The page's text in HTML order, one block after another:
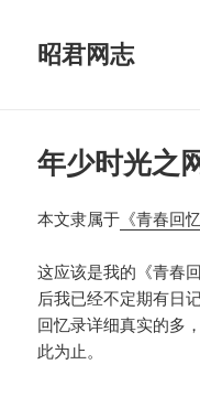
昭君网志
年少时光之
本文隶属于 《青春回
这应该是我的《青春
后我已经不定期有日
回忆录详细真实的多
此为止。